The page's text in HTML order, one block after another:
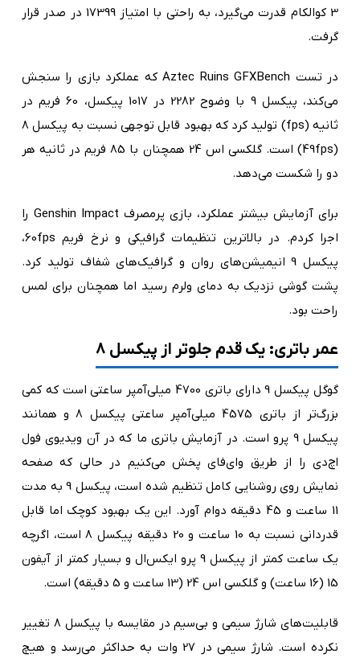
3 کوالکام قدرت می‌گیرد، به راحتی با امتیاز 17399 در صدر قرار
گرفت.
در تست Aztec Ruins GFXBench که عملکرد بازی را سنجش
می‌کند، پیکسل 9 با وضوح 2282 در 1017 پیکسل، 60 فریم در
ثانیه (fps) تولید کرد که بهبود قابل توجهی نسبت به پیکسل 8
(49fps) است. گلکسی اس 24 همچنان با 85 فریم در ثانیه هر
دو را شکست می‌دهد.
برای آزمایش بیشتر عملکرد، بازی پرمصرف Genshin Impact را
اجرا کردم. در بالاترین تنظیمات گرافیکی و نرخ فریم 60fps،
پیکسل 9 انیمیشن‌های روان و گرافیک‌های شفاف تولید کرد.
پشت گوشی نزدیک به دمای ولرم رسید اما همچنان برای لمس
راحت بود.
عمر باتری: یک قدم جلوتر از پیکسل 8
گوگل پیکسل 9 دارای باتری 4700 میلی‌آمپر ساعتی است که کمی
بزرگ‌تر از باتری 4575 میلی‌آمپر ساعتی پیکسل 8 و همانند
پیکسل 9 پرو است. در آزمایش باتری ما که در آن ویدیوی فول
اچ‌دی را از طریق وای‌فای پخش می‌کنیم در حالی که صفحه
نمایش روی روشنایی کامل تنظیم شده است، پیکسل 9 به مدت
11 ساعت و 45 دقیقه دوام آورد. این یک بهبود کوچک اما قابل
قدردانی نسبت به 10 ساعت و 20 دقیقه پیکسل 8 است، اگرچه
یک ساعت کمتر از پیکسل 9 پرو ایکس‌ال و بسیار کمتر از آیفون
15 (16 ساعت) و گلکسی اس 24 (13 ساعت و 5 دقیقه) است.
قابلیت‌های شارژ سیمی و بی‌سیم در مقایسه با پیکسل 8 تغییر
نکرده است. شارژ سیمی در 27 وات به حداکثر می‌رسد و هیچ